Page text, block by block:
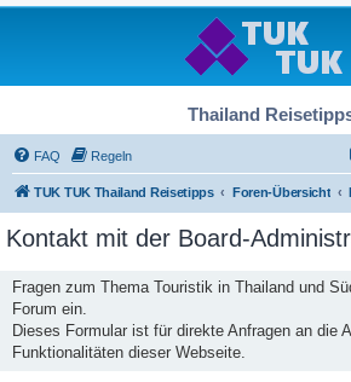
Thailand
FAQ Regeln
TUK TUK Thailand Reisetipps Foren-Übersicht
Kontakt mit der Board-
Fragen zum Thema Touristik in Thailand und
Forum ein.
Dieses Formular ist für direkte Anfragen an die
Funktionalitäten dieser Webseite.